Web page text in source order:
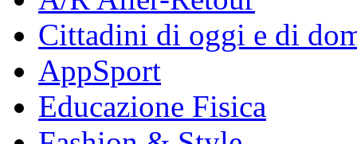
Cittadini di oggi e di
AppSport
Educazione Fisica